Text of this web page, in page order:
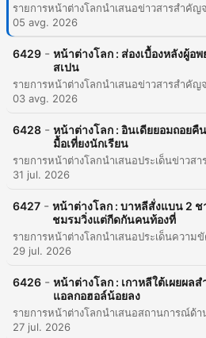
05 avg. 2026
6429 - หน้าต่างโลก : ส่องเบื้องหลังผู้อ
สเปน
03 avg. 2026
6428 - หน้าต่างโลก : อินเดียยอมถอยคื
มื้อเที่ยงนักเรียน
31 jul. 2026
6427 - หน้าต่างโลก : บาหลีสั่งแบน 2
ชมรมวิ่งแต่กีดกันคนท้องที่
29 jul. 2026
6426 - หน้าต่างโลก : เกาหลีใต้เผยผล
แอลกอฮอล์น้อยลง
27 jul. 2026